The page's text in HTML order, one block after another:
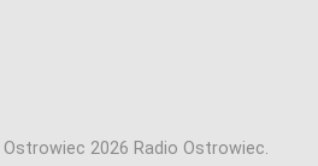
2026 Radio Ostrowiec.